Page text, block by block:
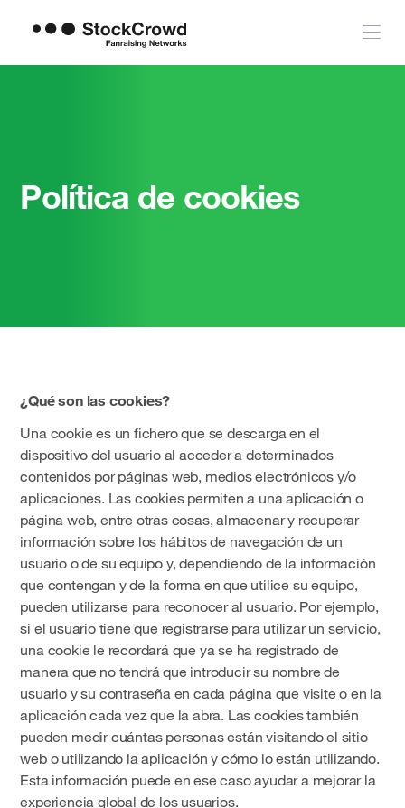
Política de cookies
¿Qué son las cookies?
Una cookie es un fichero que se descarga en el
dispositivo del usuario al acceder a determinados
contenidos por páginas web, medios electrónicos y/o
aplicaciones. Las cookies permiten a una aplicación o
página web, entre otras cosas, almacenar y recuperar
información sobre los hábitos de navegación de un
usuario o de su equipo y, dependiendo de la información
que contengan y de la forma en que utilice su equipo,
pueden utilizarse para reconocer al usuario. Por ejemplo,
si el usuario tiene que registrarse para utilizar un servicio,
una cookie le recordará que ya se ha registrado de
manera que no tendrá que introducir su nombre de
usuario y su contraseña en cada página que visite o en la
aplicación cada vez que la abra. Las cookies también
pueden medir cuántas personas están visitando el sitio
web o utilizando la aplicación y cómo lo están utilizando.
Esta información puede en ese caso ayudar a mejorar la
experiencia global de los usuarios.